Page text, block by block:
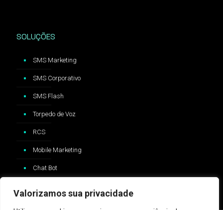
Valorizamos sua privacidade
SOLUÇÕES
SMS Marketing
SMS Corporativo
SMS Flash
Torpedo de Voz
RCS
Mobile Marketing
Chat Bot